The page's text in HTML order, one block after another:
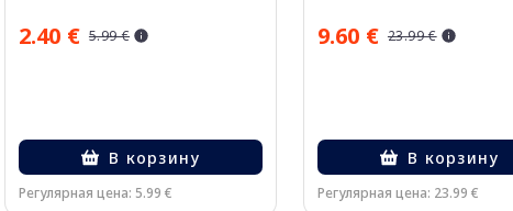
2.40 € 5.99 €
В корзину
Регулярная цена: 5.99 €
9.60 € 23.99 €
В корзину
Регулярная цена: 23.99 €